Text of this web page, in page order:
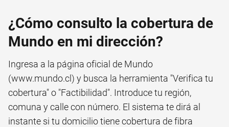
¿Cómo consulto la cobertura de
Mundo en mi dirección?
Ingresa a la página oficial de Mundo
(www.mundo.cl) y busca la herramienta "Verifica tu
cobertura" o "Factibilidad". Introduce tu región,
comuna y calle con número. El sistema te dirá al
instante si tu domicilio tiene cobertura de fibra